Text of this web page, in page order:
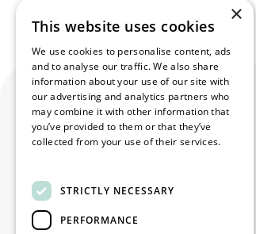
Volg ons
×
This website uses cookies
We use cookies to personalise content, ads
and to analyse our traffic. We also share
information about your use of our site with
our advertising and analytics partners who
may combine it with other information that
you’ve provided to them or that they’ve
collected from your use of their services.
STRICTLY NECESSARY
PERFORMANCE